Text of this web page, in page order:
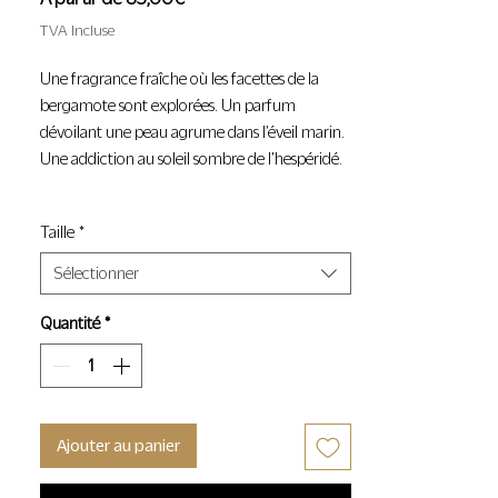
TVA Incluse
Une fragrance fraîche où les facettes de la
bergamote sont explorées. Un parfum
dévoilant une peau agrume dans l’éveil marin.
Une addiction au soleil sombre de l’hespéridé.
Maté | Bergamote | Santal
Parfumeur : Julien Plos
Taille *
Sélectionner
Quantité *
Ajouter au panier